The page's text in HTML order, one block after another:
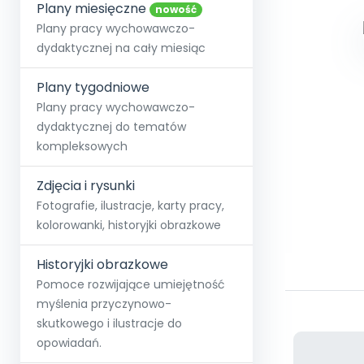
Społeczność
+48 12 631 04 10
kontakt@blizejprzedszkola.pl
O miesięczniku
Strona główna
O Akademii
Akademia
Poznaj pakiet MAX
Testuj przez 7 dni Pełen
Wszystkie projekty
Skontaktuj się
Dodaj wpis
Plany miesięczne nowość
Plany pracy wychowawczo-
dydaktycznej na cały miesiąc
Plany tygodniowe
Plany pracy wychowawczo-
dydaktycznej do tematów
kompleksowych
Zdjęcia i rysunki
Fotografie, ilustracje, karty pracy,
kolorowanki, historyjki obrazkowe
Historyjki obrazkowe
Pomoce rozwijające umiejętność
myślenia przyczynowo-
skutkowego i ilustracje do
opowiadań.